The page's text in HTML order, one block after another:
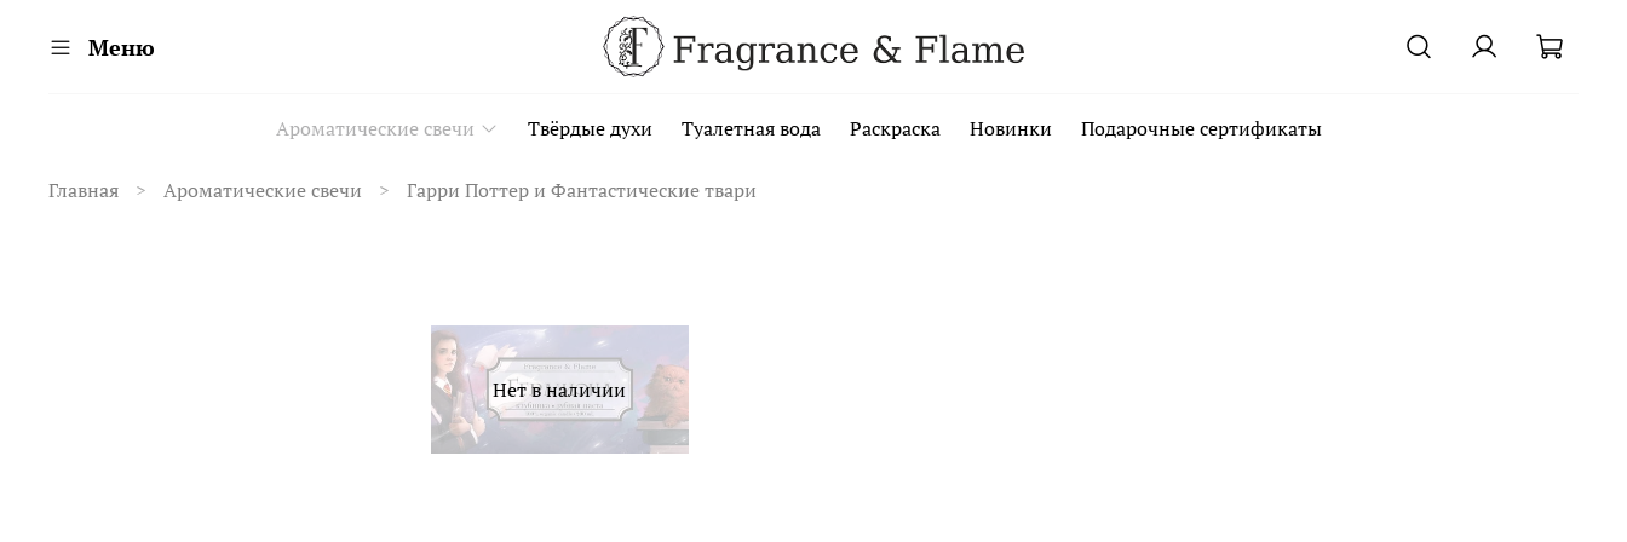
Меню
Ароматические свечи Твёрдые духи Туалетная вода Раскраска Новинки Подарочные сертификаты
Главная Ароматические свечи Гарри Поттер и Фантастические твари
Нет в наличии